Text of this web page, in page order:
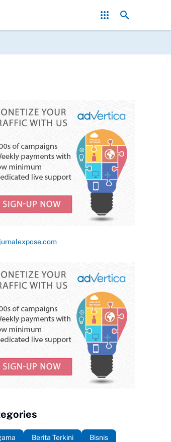
Walangsari 002 Disambut Positif, Warga
Berita Terkini
Bisnis